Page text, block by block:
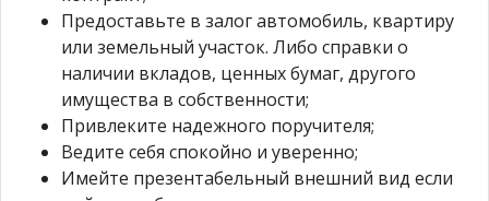
Предоставьте в залог автомобиль, квартиру
или земельный участок. Либо справки о
наличии вкладов, ценных бумаг, другого
имущества в собственности;
Привлеките надежного поручителя;
Ведите себя спокойно и уверенно;
Имейте презентабельный внешний вид если